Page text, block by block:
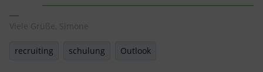
Viele Grüße, Simone
recruiting schulung Outlook